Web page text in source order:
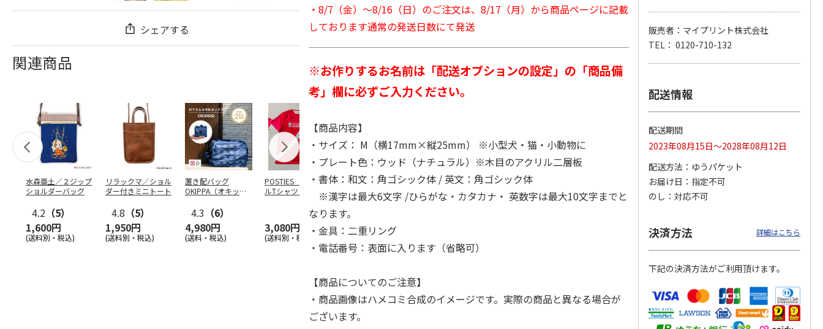
シェアする
関連商品
水森亜土／２ジップ
ショルダーバッグ
4.2 （5）
1,600円
(送料別・税込)
リラックマ／ショル
ダー付きミニトート
4.8 （5）
1,950円
(送料別・税込)
置き配バッグ
OKIPPA（オキッ
4.3 （6）
4,980円
(送料・税込)
POSTIES オリジナ
ルTシャツ Sサイズ
3,080円
(送料別・税込)
アニメ『ジョジョの
奇妙な冒険 黄金の
風』CITY POP…
4,939円
(送料別・税込)
コジコジ／ショルダ
ー付きバッグ
アニメ『ジョジョの
奇妙な冒険 黄金の
風』CITY POP…
冒険 スターダスト
クルセイダース』
『ジョジョの奇妙な
冒険 スターダスト
クルセイダース』
3,300円
(送料別・税込)
4,840円
(送料別・税込)
・8/7（金）～8/16（日）のご注文は、8/17（月）から商品ページに記載
しております通常の発送日数にて発送
※お作りするお名前は「配送オプションの設定」の「商品備
考」欄に必ずご入力ください。
【商品内容】
・サイズ： M（横17mm×縦25mm） ※小型犬・猫・小動物に
・プレート色：ウッド（ナチュラル）※木目のアクリル二層板
・書体：和文：角ゴシック体 / 英文：角ゴシック体
※漢字は最大6文字 /ひらがな・カタカナ・ 英数字は最大10文字までと
なります。
・金具：二重リング
・電話番号：表面に入ります（省略可）
【商品についてのご注意】
・商品画像はハメコミ合成のイメージです。実際の商品と異なる場合が
ございます。
販売者：マイプリント株式会社
TEL： 0120-710-132
配送情報
配送期間
2023年08月15日～2028年08月12日
配送方法
ゆうパケット
お届け日
指定不可
のし
対応不可
決済方法 詳細はこちら
下記の決済方法がご利用頂けます。